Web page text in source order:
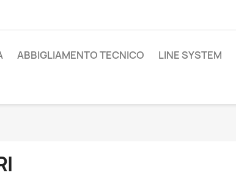
ABBIGLIAMENTO TECNICO LINE SYSTEM